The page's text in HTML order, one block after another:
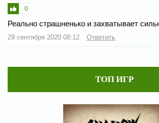
0
Реально страшненько и захватывает
29 сентября 2020 08:12 Ответить
ТОП ИГР